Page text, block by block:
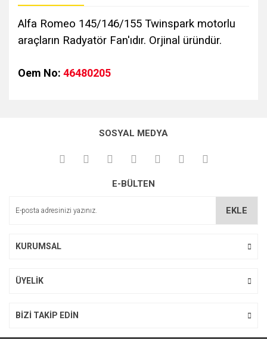
Alfa Romeo 145/146/155 Twinspark motorlu
araçların Radyatör Fan'ıdır. Orjinal üründür.
Oem No: 46480205
kullanarak tarafımıza iletebilirsiniz.
Görüş ve önerileriniz için teşekkür ederiz.
Ürün açıklamasında eksik bilgiler bulunuyor.
SOSYAL MEDYA
E-BÜLTEN
EKLE
KURUMSAL
ÜYELİK
BİZİ TAKİP EDİN